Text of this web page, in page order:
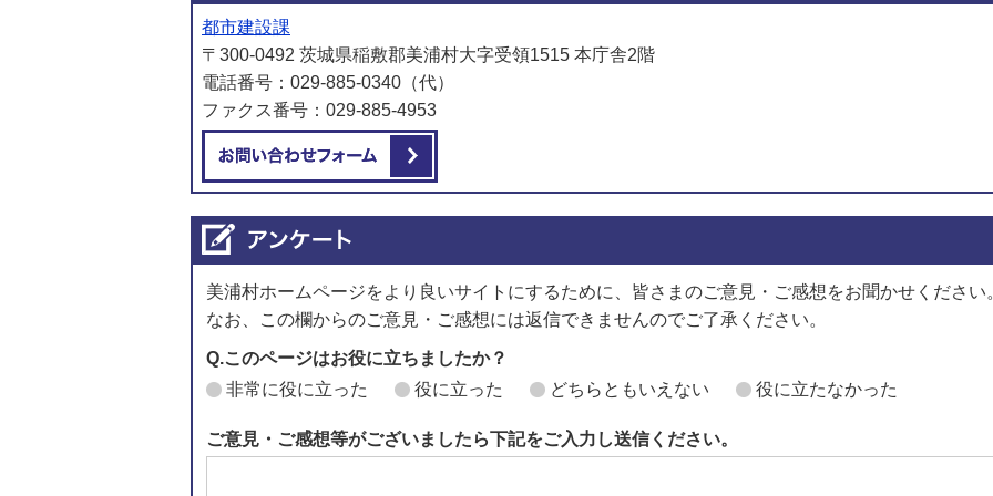
都市建設課
〒300-0492 茨城県稲敷郡美浦村大字受領1515 本庁舎2階
電話番号：029-885-0340（代）
ファクス番号：029-885-4953
美浦村ホームページをより良いサイトにするために、皆さまのご意見・ご感想をお聞かせください
なお、この欄からのご意見・ご感想には返信できませんのでご了承ください。
Q.このページはお役に立ちましたか？
非常に役に立った
役に立った どちらともいえない 役に立たなかった
ご意見・ご感想等がございましたら下記をご入力し送信ください。